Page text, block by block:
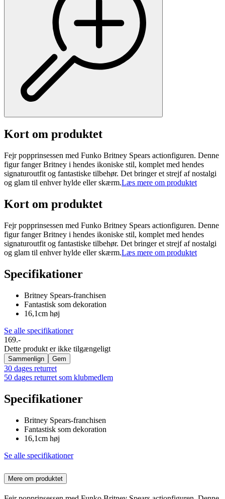
Kort om produktet
Fejr popprinsessen med Funko Britney Spears actionfiguren. Denne
figur fanger Britney i hendes ikoniske stil, komplet med hendes
signaturoutfit og fantastiske tilbehør. Det bringer et strejf af nostalgi
og glam til enhver hylde eller skærm.Læs mere om produktet
Kort om produktet
Fejr popprinsessen med Funko Britney Spears actionfiguren. Denne
figur fanger Britney i hendes ikoniske stil, komplet med hendes
signaturoutfit og fantastiske tilbehør. Det bringer et strejf af nostalgi
og glam til enhver hylde eller skærm.Læs mere om produktet
Specifikationer
Britney Spears-franchisen
Fantastisk som dekoration
16,1cm høj
Se alle specifikationer
169.-
Dette produkt er ikke tilgængeligt
Sammenlign Gem
30 dages returret
50 dages returret som klubmedlem
Specifikationer
Britney Spears-franchisen
Fantastisk som dekoration
16,1cm høj
Se alle specifikationer
Mere om produktet